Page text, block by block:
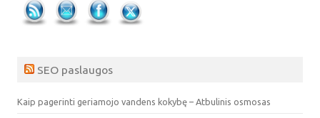
SEO paslaugos
Kaip pagerinti geriamojo vandens kokybę – Atbulinis osmosas